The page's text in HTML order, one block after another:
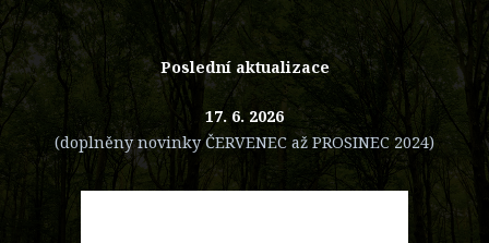
Poslední aktualizace
17. 6. 2026
(doplněny novinky ČERVENEC až PROSINEC 2024)